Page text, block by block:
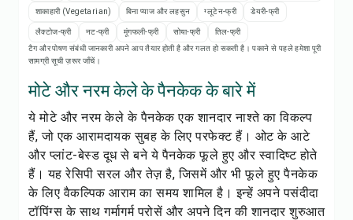
रेसिपी नोट्स
सेव करें
शेयर करें
रिपोर्ट करें
शाकाहारी (Vegetarian) बिना प्याज और लहसुन ग्लूटेन-फ्री डेयरी-फ्री
लैक्टोज-फ्री नट-फ्री मूंगफली-फ्री सोया-फ्री
तिल-फ्री
टैग और पोषण संबंधी जानकारी अपने आप तैयार होती है और गलत हो सकती है। पकाने से पहले हमेशा पूरी
सामग्री सूची ज़रूर जाँचें।
मोटे और नरम केले के पैनकेक के बारे में
ये मोटे और नरम केले के पैनकेक एक शानदार नाश्ते का विकल्प
हैं, जो एक आरामदायक सुबह के लिए परफेक्ट हैं। ओट के आटे
और प्लांट-बेस्ड दूध से बने ये पैनकेक फूले हुए और स्वादिष्ट होते
हैं। यह रेसिपी सरल और तेज़ है, जिसमें और भी फूले हुए पैनकेक
के लिए वैकल्पिक आराम का समय शामिल है। इन्हें अपने पसंदीदा
टॉपिंग्स के साथ गर्मागर्म परोसें और अपने दिन की शानदार शुरुआत